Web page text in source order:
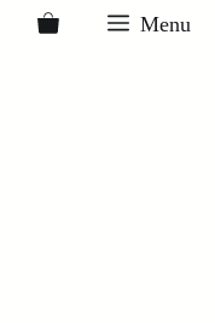
Menu